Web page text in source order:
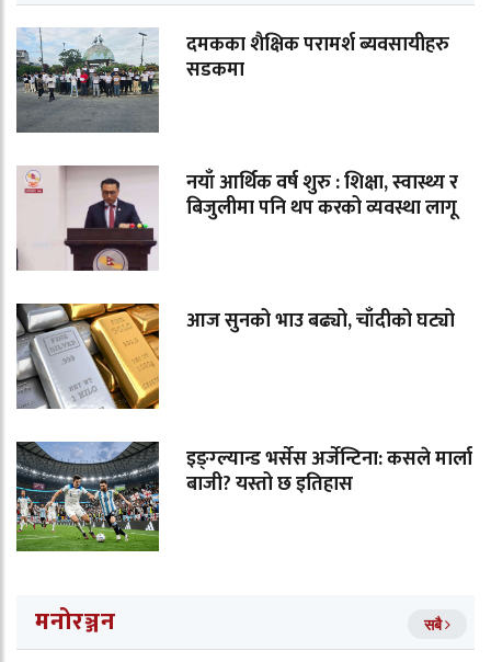
दमकका शैक्षिक परामर्श ब्यवसायीहरु
सडकमा
नयाँ आर्थिक वर्ष शुरु : शिक्षा, स्वास्थ्य र
बिजुलीमा पनि थप करको व्यवस्था लागू
आज सुनको भाउ बढ्यो, चाँदीको घट्यो
इङ्ग्ल्यान्ड भर्सेस अर्जेन्टिना: कसले मार्ला
बाजी? यस्तो छ इतिहास
मनोरञ्जन सबै